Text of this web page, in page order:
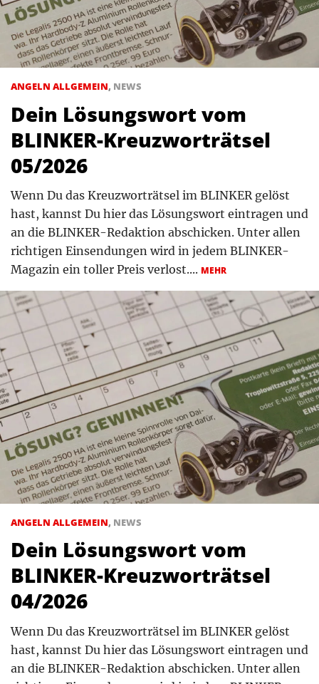
ANGELN ALLGEMEIN, NEWS
Dein Lösungswort vom
BLINKER-Kreuzworträtsel
05/2026
Wenn Du das Kreuzworträtsel im BLINKER gelöst
hast, kannst Du hier das Lösungswort eintragen und
an die BLINKER-Redaktion abschicken. Unter allen
richtigen Einsendungen wird in jedem BLINKER-
Magazin ein toller Preis verlost.... MEHR
ANGELN ALLGEMEIN, NEWS
Dein Lösungswort vom
BLINKER-Kreuzworträtsel
04/2026
Wenn Du das Kreuzworträtsel im BLINKER gelöst
hast, kannst Du hier das Lösungswort eintragen und
an die BLINKER-Redaktion abschicken. Unter allen